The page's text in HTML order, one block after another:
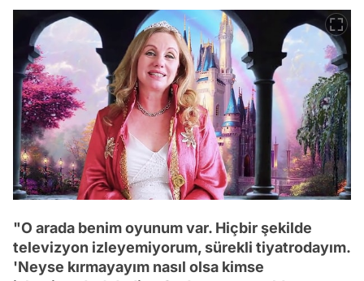
"O arada benim oyunum var. Hiçbir şekilde
televizyon izleyemiyorum, sürekli tiyatrodayım.
'Neyse kırmayayım nasıl olsa kimse